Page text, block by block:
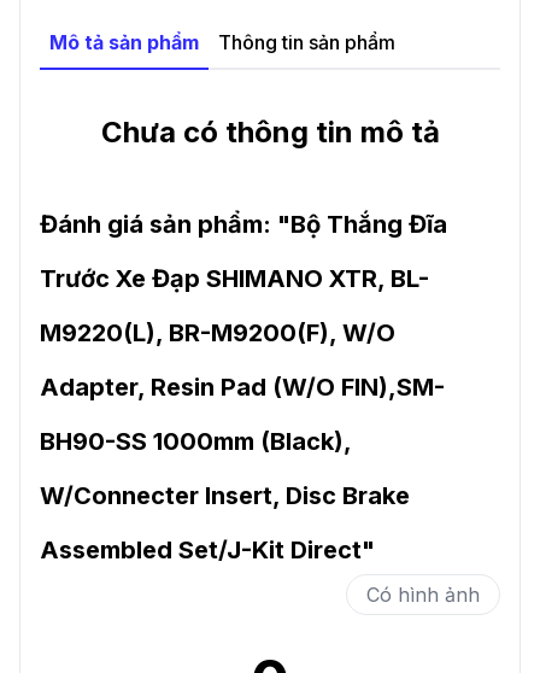
Mô tả sản phẩm Thông tin sản phẩm
Chưa có thông tin mô tả
Đánh giá sản phẩm: "Bộ Thắng Đĩa
Trước Xe Đạp SHIMANO XTR, BL-
M9220(L), BR-M9200(F), W/O
Adapter, Resin Pad (W/O FIN),SM-
BH90-SS 1000mm (Black),
W/Connecter Insert, Disc Brake
Assembled Set/J-Kit Direct"
Có hình ảnh